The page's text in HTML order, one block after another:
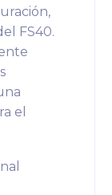
FS40.
el